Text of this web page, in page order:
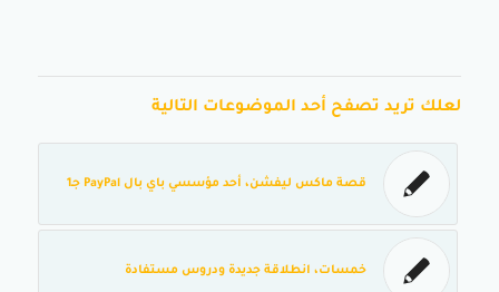
لعلك تريد تصفح أحد الموضوعات التالية
قصة ماكس ليفشن، أحد مؤسسي باي بال PayPal جـ1
خمسات، انطلاقة جديدة ودروس مستفادة